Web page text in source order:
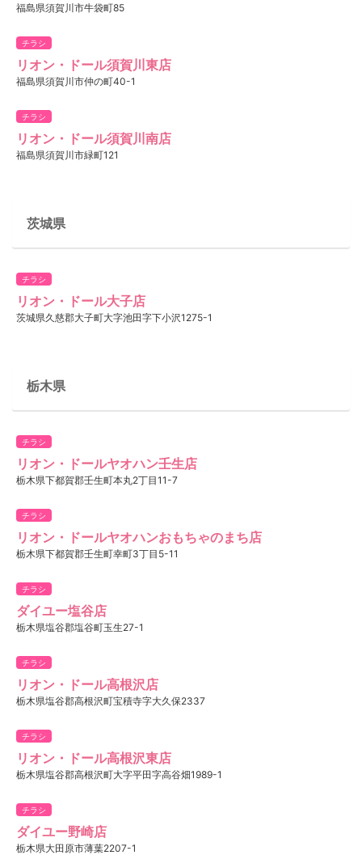
福島県須賀川市牛袋町85
チラシ
リオン・ドール須賀川東店
福島県須賀川市仲の町40-1
チラシ
リオン・ドール須賀川南店
福島県須賀川市緑町121
茨城県
チラシ
リオン・ドール大子店
茨城県久慈郡大子町大字池田字下小沢1275-1
栃木県
チラシ
リオン・ドールヤオハン壬生店
栃木県下都賀郡壬生町本丸2丁目11-7
チラシ
リオン・ドールヤオハンおもちゃのまち店
栃木県下都賀郡壬生町幸町3丁目5-11
チラシ
ダイユー塩谷店​
栃木県塩谷郡塩谷町玉生27-1
チラシ
リオン・ドール高根沢店
栃木県塩谷郡高根沢町宝積寺字大久保2337
チラシ
リオン・ドール高根沢東店
栃木県塩谷郡高根沢町大字平田字高谷畑1989-1
チラシ
ダイユー野崎店​
栃木県大田原市薄葉2207-1